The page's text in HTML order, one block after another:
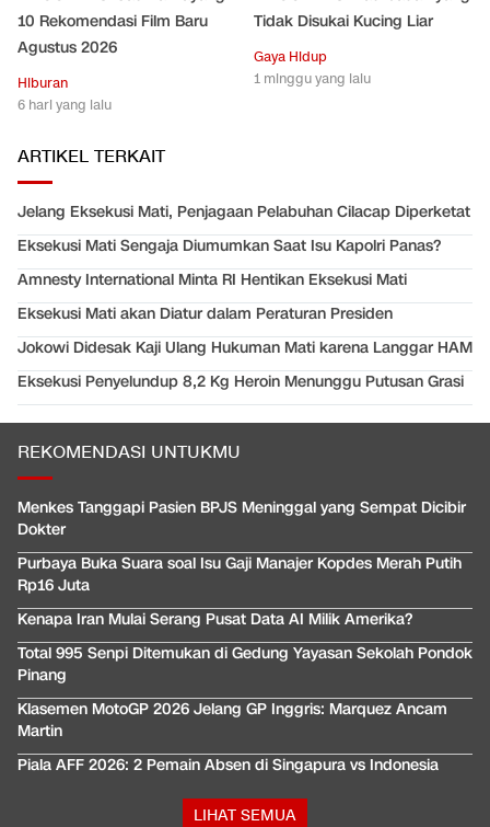
10 Rekomendasi Film Baru
Agustus 2026
Hiburan
6 hari yang lalu
Tidak Disukai Kucing Liar
Gaya Hidup
1 minggu yang lalu
ARTIKEL TERKAIT
Jelang Eksekusi Mati, Penjagaan Pelabuhan Cilacap Diperketat
Eksekusi Mati Sengaja Diumumkan Saat Isu Kapolri Panas?
Amnesty International Minta RI Hentikan Eksekusi Mati
Eksekusi Mati akan Diatur dalam Peraturan Presiden
Jokowi Didesak Kaji Ulang Hukuman Mati karena Langgar HAM
Eksekusi Penyelundup 8,2 Kg Heroin Menunggu Putusan Grasi
REKOMENDASI UNTUKMU
Menkes Tanggapi Pasien BPJS Meninggal yang Sempat Dicibir
Dokter
Purbaya Buka Suara soal Isu Gaji Manajer Kopdes Merah Putih
Rp16 Juta
Kenapa Iran Mulai Serang Pusat Data AI Milik Amerika?
Total 995 Senpi Ditemukan di Gedung Yayasan Sekolah Pondok
Pinang
Klasemen MotoGP 2026 Jelang GP Inggris: Marquez Ancam
Martin
Piala AFF 2026: 2 Pemain Absen di Singapura vs Indonesia
LIHAT SEMUA